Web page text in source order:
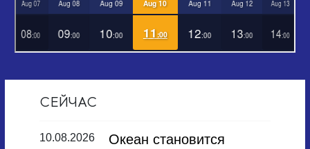
СЕЙЧАС
10.08.2026
Океан становится